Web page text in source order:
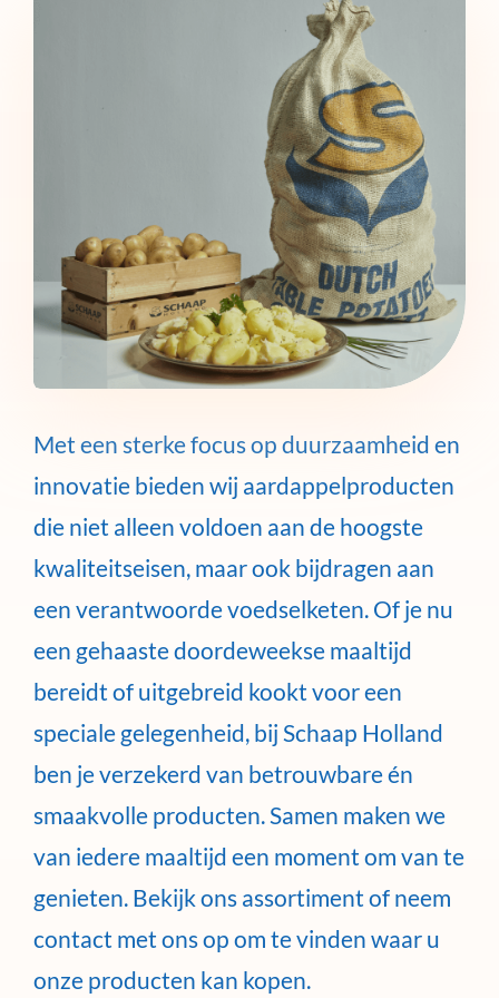
Met een sterke focus op duurzaamheid en
innovatie bieden wij aardappelproducten
die niet alleen voldoen aan de hoogste
kwaliteitseisen, maar ook bijdragen aan
een verantwoorde voedselketen. Of je nu
een gehaaste doordeweekse maaltijd
bereidt of uitgebreid kookt voor een
speciale gelegenheid, bij Schaap Holland
ben je verzekerd van betrouwbare én
smaakvolle producten. Samen maken we
van iedere maaltijd een moment om van te
genieten. Bekijk ons assortiment of neem
contact met ons op om te vinden waar u
onze producten kan kopen.